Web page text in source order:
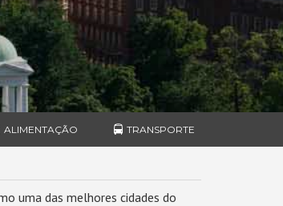
ALIMENTAÇÃO TRANSPORTE
uma das melhores cidades do